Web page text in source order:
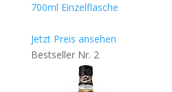
700ml Einzelflasche
Jetzt Preis ansehen
Bestseller Nr. 2